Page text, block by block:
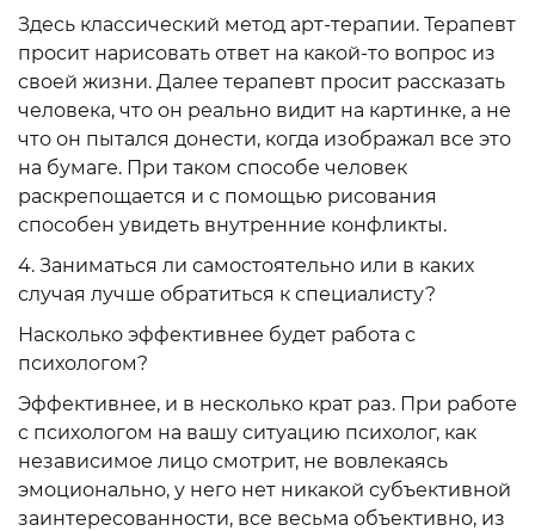
Здесь классический метод арт-терапии. Терапевт
просит нарисовать ответ на какой-то вопрос из
своей жизни. Далее терапевт просит рассказать
человека, что он реально видит на картинке, а не
что он пытался донести, когда изображал все это
на бумаге. При таком способе человек
раскрепощается и с помощью рисования
способен увидеть внутренние конфликты.
4. Заниматься ли самостоятельно или в каких
случая лучше обратиться к специалисту?
Насколько эффективнее будет работа с
психологом?
Эффективнее, и в несколько крат раз. При работе
с психологом на вашу ситуацию психолог, как
независимое лицо смотрит, не вовлекаясь
эмоционально, у него нет никакой субъективной
заинтересованности, все весьма объективно, из